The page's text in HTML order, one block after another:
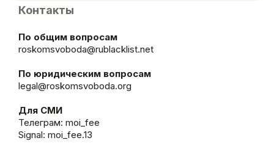
Контакты
По общим вопросам
roskomsvoboda@rublacklist.net
По юридическим вопросам
legal@roskomsvoboda.org
Для СМИ
Телеграм: moi_fee
Signal: moi_fee.13